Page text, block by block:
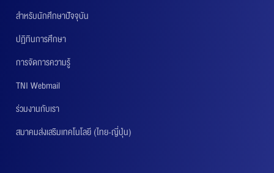
สำหรับนักศึกษาปัจจุบัน
ปฏิทินการศึกษา
การจัดการความรู้
TNI Webmail
ร่วมงานกับเรา
สมาคมส่งเสริมเทคโนโลยี (ไทย-ญี่ปุ่น)